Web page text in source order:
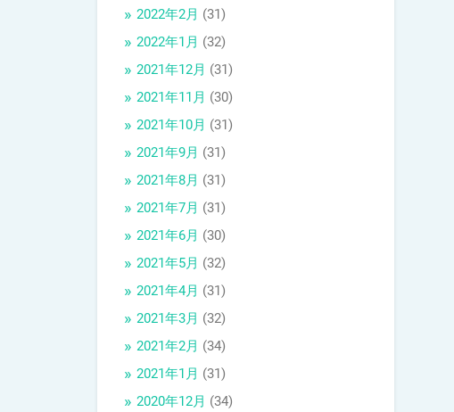
2022年2月 (31)
2022年1月 (32)
2021年12月 (31)
2021年11月 (30)
2021年10月 (31)
2021年9月 (31)
2021年8月 (31)
2021年7月 (31)
2021年6月 (30)
2021年5月 (32)
2021年4月 (31)
2021年3月 (32)
2021年2月 (34)
2021年1月 (31)
2020年12月 (34)